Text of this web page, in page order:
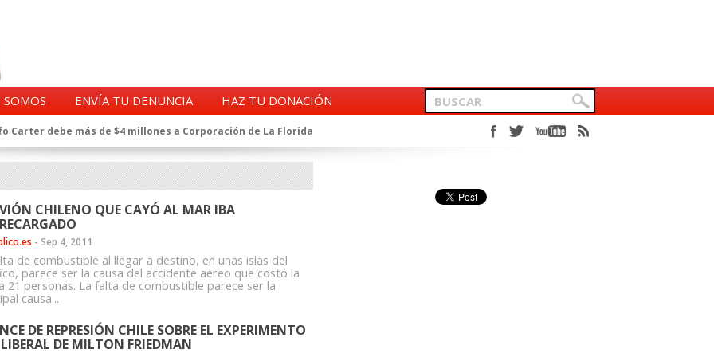
ENVÍA TU DENUNCIA
HAZ TU DONACIÓN
Carter debe más de $4 millones a Corporación de La Florida
de la CIA en Chile tras archivos desclasificados por Trump
exprefecto de Carabineros de Talca por supuesto fraude al
de Carabineros en el ajedrez del caso Huracán
imputado en caso Huracán, según chats en poder de la Fiscalía
vínculos con jueces del Grupo Arauco de Angelini
La denuncia que Carabineros ignoró
a Clínica Las Condes, vinculada al ministro Jaime Mañalich
de oficiales de la FACH recontratados por la DGAC
CHILENO QUE CAYÓ AL MAR IBA
- Sep 4, 2011
de combustible al llegar a destino, en unas islas del
parece ser la causa del accidente aéreo que costó la
21 personas. La falta de combustible parece ser la
causa...
DE REPRESIÓN CHILE SOBRE EL EXPERIMENTO
DE MILTON FRIEDMAN